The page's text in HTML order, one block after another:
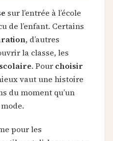
sur l’entrée à l’école
de l’enfant. Certains
, d’autres
la classe, les
. Pour choisir
vaut une histoire
du moment qu’un
pour les